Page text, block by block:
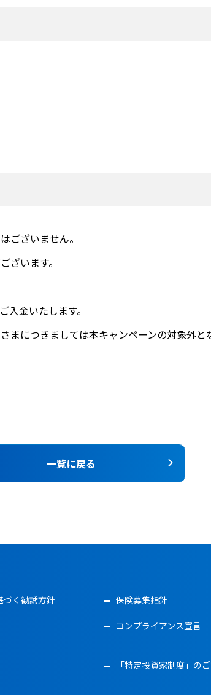
ございません。
ざいます。
金いたします。
まにつきましては本キャンペーンの対象外
一覧に戻る
づく勧誘方針 保険募集指針
コンプライアンス宣言
「特定投資家制度」の